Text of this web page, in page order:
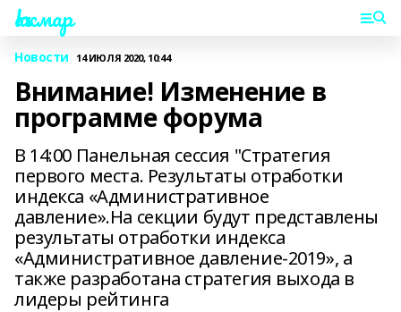
Һаҡмар
Новости 14 ИЮЛЯ 2020, 10:44
Внимание! Изменение в
программе форума
В 14:00 Панельная сессия "Стратегия
первого места. Результаты отработки
индекса «Административное
давление».На секции будут представлены
результаты отработки индекса
«Административное давление-2019», а
также разработана стратегия выхода в
лидеры рейтинга